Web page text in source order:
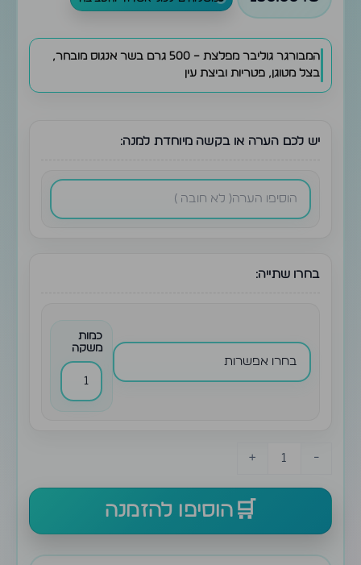
המבורגר גוליבר מפלצת – 500 גרם בשר אנגוס מובחר,
בצל מטוגן, פטריות וביצת עין
יש לכם הערה או בקשה מיוחדת למנה:
בחרו שתייה:
כמות
משקה
-
+
הוסיפו להזמנה